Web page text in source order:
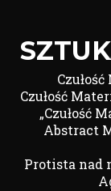
Czułość
„Czułość
Abstract
Protista nad